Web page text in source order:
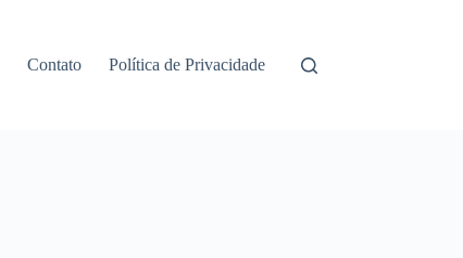
Contato Política de Privacidade